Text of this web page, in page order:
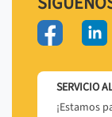
SERVICIO
¡Estamos